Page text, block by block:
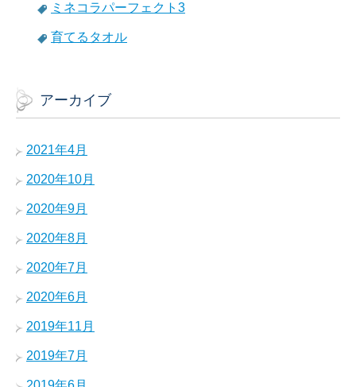
ミネコラパーフェクト3
育てるタオル
アーカイブ
2021年4月
2020年10月
2020年9月
2020年8月
2020年7月
2020年6月
2019年11月
2019年7月